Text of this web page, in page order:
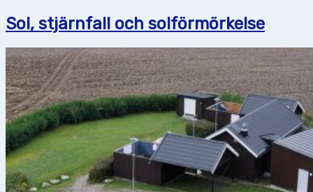
Sol, stjärnfall och solförmörkelse